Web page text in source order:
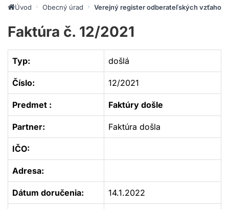
Úvod Obecný úrad Verejný register odberateľských vzťahov
Faktúra č. 12/2021
Typ: došlá
Číslo: 12/2021
Predmet : Faktúry došle
Partner: Faktúra došla
IČO:
Adresa:
Dátum doručenia: 14.1.2022